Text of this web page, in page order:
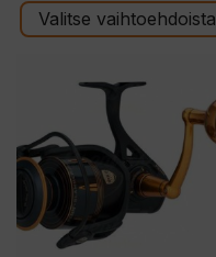
-
Valitse vaihtoehdoista
useampi
muunnelma.
Voit
tehdä